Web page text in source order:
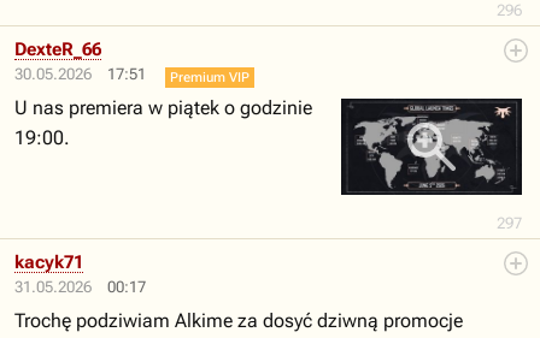
296
30.05.2026 17:51
297
DexteR_66
Premium VIP
U nas premiera w piątek o godzinie
19:00.
31.05.2026 00:17
kacyk71
Trochę podziwiam Alkime za dosyć dziwną promocje